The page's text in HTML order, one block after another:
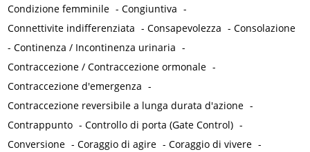
Condizione femminile -Congiuntiva -
Connettivite indifferenziata -Consapevolezza -Consolazione
-Continenza / Incontinenza urinaria -
Contraccezione / Contraccezione ormonale -
Contraccezione d'emergenza -
Contraccezione reversibile a lunga durata d'azione -
Contrappunto -Controllo di porta (Gate Control) -
Conversione -Coraggio di agire -Coraggio di vivere -